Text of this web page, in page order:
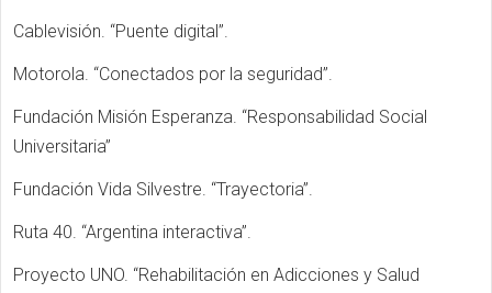
Cablevisión. “Puente digital”.
Motorola. “Conectados por la seguridad”.
Fundación Misión Esperanza. “Responsabilidad Social
Universitaria”
Fundación Vida Silvestre. “Trayectoria”.
Ruta 40. “Argentina interactiva”.
Proyecto UNO. “Rehabilitación en Adicciones y Salud